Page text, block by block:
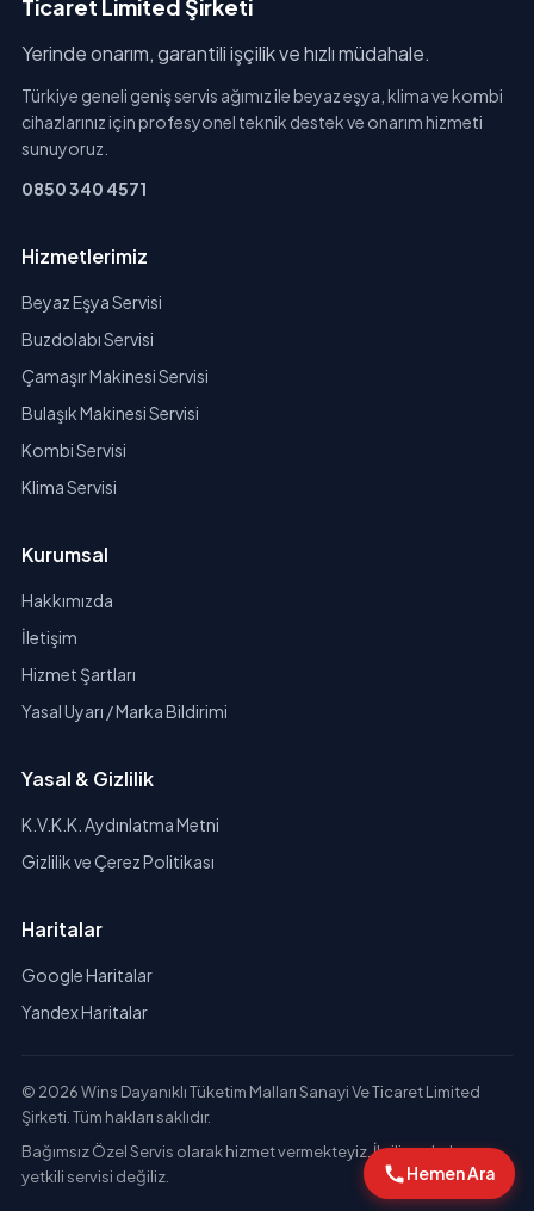
Ticaret Limited Şirketi
Yerinde onarım, garantili işçilik ve hızlı müdahale.
Türkiye geneli geniş servis ağımız ile beyaz eşya, klima ve kombi
cihazlarınız için profesyonel teknik destek ve onarım hizmeti
sunuyoruz.
0850 340 4571
Hizmetlerimiz
Beyaz Eşya Servisi
Buzdolabı Servisi
Çamaşır Makinesi Servisi
Bulaşık Makinesi Servisi
Kombi Servisi
Klima Servisi
Kurumsal
Hakkımızda
İletişim
Hizmet Şartları
Yasal Uyarı / Marka Bildirimi
Yasal & Gizlilik
K.V.K.K. Aydınlatma Metni
Gizlilik ve Çerez Politikası
Haritalar
Google Haritalar
Yandex Haritalar
© 2026 Wins Dayanıklı Tüketim Malları Sanayi Ve Ticaret Limited
Şirketi. Tüm hakları saklıdır.
Bağımsız Özel Servis olarak hizmet vermekteyiz. İlgili markaların
yetkili servisi değiliz.
Hemen Ara